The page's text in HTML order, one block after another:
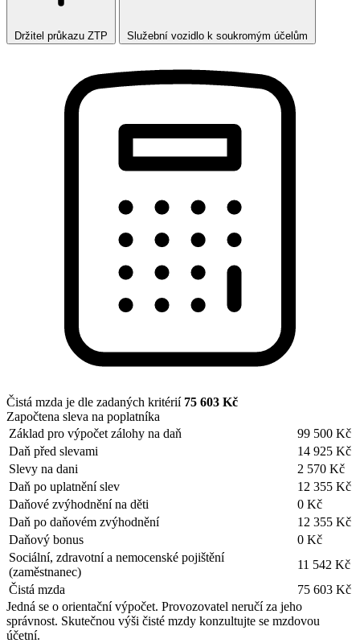
Držitel průkazu ZTP Služební vozidlo k soukromým účelům
Čistá mzda je dle zadaných kritérií 75 603 Kč
Započtena sleva na poplatníka
Základ pro výpočet zálohy na daň
99 500 Kč
Daň před slevami
14 925 Kč
Slevy na dani
2 570 Kč
Daň po uplatnění slev
12 355 Kč
Daňové zvýhodnění na děti
0 Kč
Daň po daňovém zvýhodnění
12 355 Kč
Daňový bonus
0 Kč
Sociální, zdravotní a nemocenské pojištění
(zaměstnanec)
11 542 Kč
Čistá mzda
75 603 Kč
Jedná se o orientační výpočet. Provozovatel neručí za jeho
správnost. Skutečnou výši čisté mzdy konzultujte se mzdovou
účetní.